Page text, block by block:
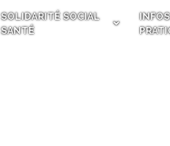
SOLIDARITÉ SOCIAL
SANTÉ
INFOS